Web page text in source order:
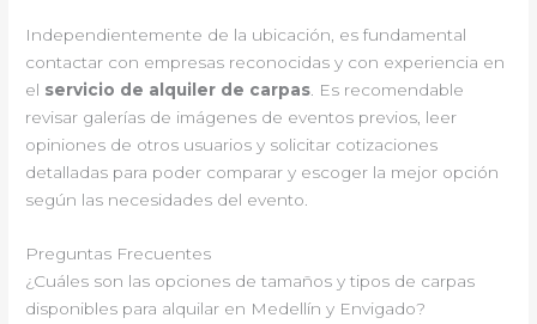
Independientemente de la ubicación, es fundamental
contactar con empresas reconocidas y con experiencia en
el servicio de alquiler de carpas . Es recomendable
revisar galerías de imágenes de eventos previos, leer
opiniones de otros usuarios y solicitar cotizaciones
detalladas para poder comparar y escoger la mejor opción
según las necesidades del evento.
Preguntas Frecuentes
¿Cuáles son las opciones de tamaños y tipos de carpas
disponibles para alquilar en Medellín y Envigado?